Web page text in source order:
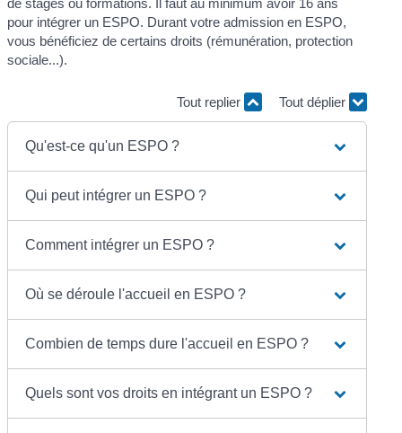
pour intégrer un ESPO. Durant votre admission en ESPO,
vous bénéficiez de certains droits (rémunération, protection
sociale...).
Tout replier Tout déplier
Qu'est-ce qu'un ESPO ?
Qui peut intégrer un ESPO ?
Comment intégrer un ESPO ?
Où se déroule l'accueil en ESPO ?
Combien de temps dure l'accueil en ESPO ?
Quels sont vos droits en intégrant un ESPO ?